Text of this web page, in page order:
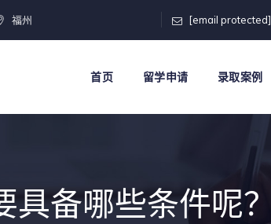
福州 [email protected]
首页 留学申请 录取案例
备哪些条件呢？